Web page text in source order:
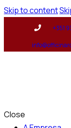
Skip to content
+351
Close